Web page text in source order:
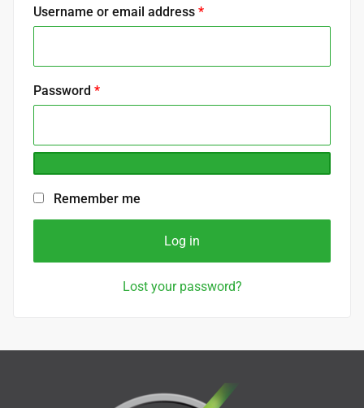
Username or email address *R
e
Password *R
u
i
r
e
Remember me
Log in
Lost your password?